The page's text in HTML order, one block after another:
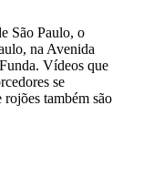
São Paulo, o
na Avenida
Vídeos que
se
também são